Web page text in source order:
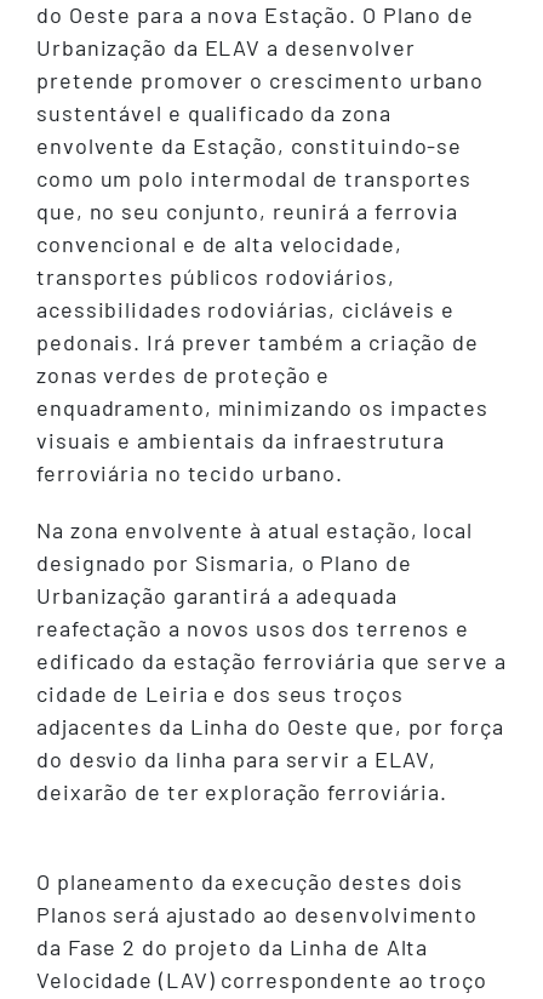
do Oeste para a nova Estação. O Plano de
Urbanização da ELAV a desenvolver
pretende promover o crescimento urbano
sustentável e qualificado da zona
envolvente da Estação, constituindo-se
como um polo intermodal de transportes
que, no seu conjunto, reunirá a ferrovia
convencional e de alta velocidade,
transportes públicos rodoviários,
acessibilidades rodoviárias, cicláveis e
pedonais. Irá prever também a criação de
zonas verdes de proteção e
enquadramento, minimizando os impactes
visuais e ambientais da infraestrutura
ferroviária no tecido urbano.
Na zona envolvente à atual estação, local
designado por Sismaria, o Plano de
Urbanização garantirá a adequada
reafectação a novos usos dos terrenos e
edificado da estação ferroviária que serve a
cidade de Leiria e dos seus troços
adjacentes da Linha do Oeste que, por força
do desvio da linha para servir a ELAV,
deixarão de ter exploração ferroviária.
O planeamento da execução destes dois
Planos será ajustado ao desenvolvimento
da Fase 2 do projeto da Linha de Alta
Velocidade (LAV) correspondente ao troço